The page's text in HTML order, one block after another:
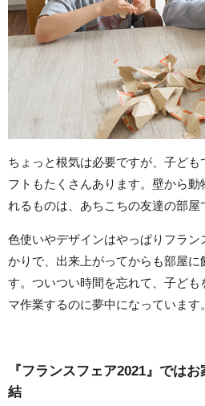
ちょっと根気は必要ですが、子ど
フトもたくさんあります。壁から
れるものは、あちこちの友達の部屋
色使いやデザインはやっぱりフラ
かりで、出来上がってからも部屋
す。ついつい時間を忘れて、子ど
マ作業するのに夢中になっています。
『フランスフェア2021』では
結